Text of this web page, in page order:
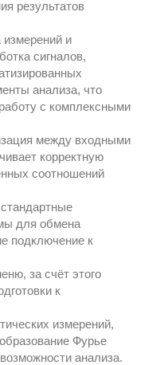
результатов
измерений и
сигналов,
анализа, что
с комплексными
между входными
корректную
соотношений
для обмена
подключение к
за счёт этого
к
измерений,
Фурье
анализа.